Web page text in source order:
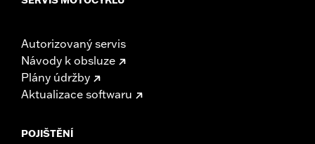
Autorizovaný servis
Návody k obsluze
Plány údržby
Aktualizace softwaru
POJIŠTĚNÍ